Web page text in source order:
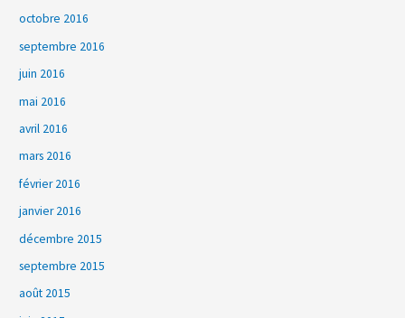
octobre 2016
septembre 2016
juin 2016
mai 2016
avril 2016
mars 2016
février 2016
janvier 2016
décembre 2015
septembre 2015
août 2015